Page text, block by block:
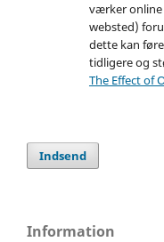
værker online
websted)
dette kan
tidligere og
The Effect of
Indsend
Information